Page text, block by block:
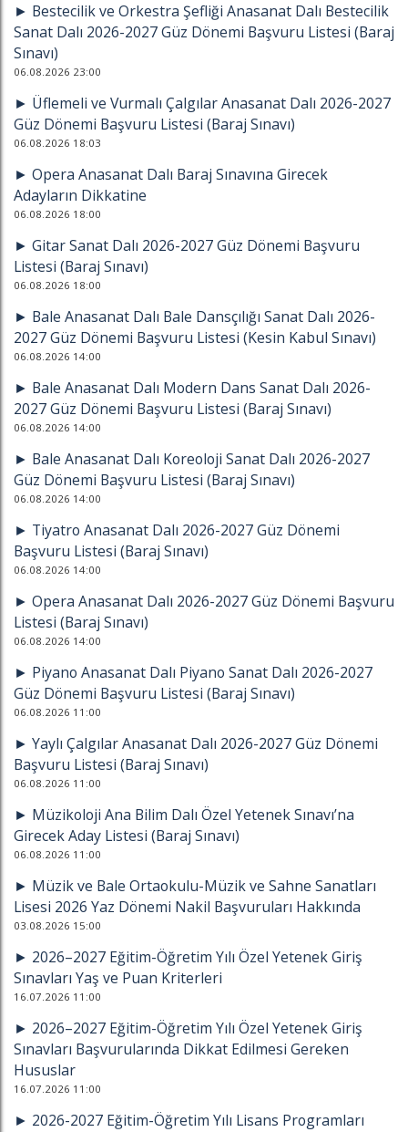
► Bestecilik ve Orkestra Şefliği Anasanat Dalı Bestecilik
Sanat Dalı 2026-2027 Güz Dönemi Başvuru Listesi (Baraj
Sınavı)
06.08.2026 23:00
► Üflemeli ve Vurmalı Çalgılar Anasanat Dalı 2026-2027
Güz Dönemi Başvuru Listesi (Baraj Sınavı)
06.08.2026 18:03
► Opera Anasanat Dalı Baraj Sınavına Girecek
Adayların Dikkatine
06.08.2026 18:00
► Gitar Sanat Dalı 2026-2027 Güz Dönemi Başvuru
Listesi (Baraj Sınavı)
06.08.2026 18:00
► Bale Anasanat Dalı Bale Dansçılığı Sanat Dalı 2026-
2027 Güz Dönemi Başvuru Listesi (Kesin Kabul Sınavı)
06.08.2026 14:00
► Bale Anasanat Dalı Modern Dans Sanat Dalı 2026-
2027 Güz Dönemi Başvuru Listesi (Baraj Sınavı)
06.08.2026 14:00
► Bale Anasanat Dalı Koreoloji Sanat Dalı 2026-2027
Güz Dönemi Başvuru Listesi (Baraj Sınavı)
06.08.2026 14:00
► Tiyatro Anasanat Dalı 2026-2027 Güz Dönemi
Başvuru Listesi (Baraj Sınavı)
06.08.2026 14:00
► Opera Anasanat Dalı 2026-2027 Güz Dönemi Başvuru
Listesi (Baraj Sınavı)
06.08.2026 14:00
► Piyano Anasanat Dalı Piyano Sanat Dalı 2026-2027
Güz Dönemi Başvuru Listesi (Baraj Sınavı)
06.08.2026 11:00
► Yaylı Çalgılar Anasanat Dalı 2026-2027 Güz Dönemi
Başvuru Listesi (Baraj Sınavı)
06.08.2026 11:00
► Müzikoloji Ana Bilim Dalı Özel Yetenek Sınavı’na
Girecek Aday Listesi (Baraj Sınavı)
06.08.2026 11:00
► Müzik ve Bale Ortaokulu-Müzik ve Sahne Sanatları
Lisesi 2026 Yaz Dönemi Nakil Başvuruları Hakkında
03.08.2026 15:00
► 2026–2027 Eğitim-Öğretim Yılı Özel Yetenek Giriş
Sınavları Yaş ve Puan Kriterleri
16.07.2026 11:00
► 2026–2027 Eğitim-Öğretim Yılı Özel Yetenek Giriş
Sınavları Başvurularında Dikkat Edilmesi Gereken
Hususlar
16.07.2026 11:00
► 2026-2027 Eğitim-Öğretim Yılı Lisans Programları